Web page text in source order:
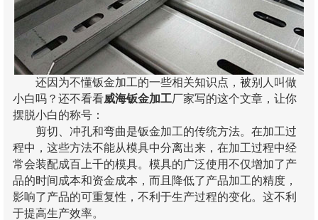
还因为不懂钣金加工的一些相关知识点，被别人叫做
小白吗？还不看看威海钣金加工厂家写的这个文章，让你
摆脱小白的称号：
剪切、冲孔和弯曲是钣金加工的传统方法。在加工过
程中，这些方法不能从模具中分离出来，在加工过程中经
常会装配成百上千的模具。模具的广泛使用不仅增加了产
品的时间成本和资金成本，而且降低了产品加工的精度，
影响了产品的可重复性，不利于生产过程的变化。这不利
于提高生产效率。